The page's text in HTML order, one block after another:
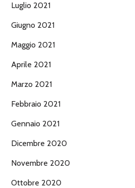
Luglio 2021
Giugno 2021
Maggio 2021
Aprile 2021
Marzo 2021
Febbraio 2021
Gennaio 2021
Dicembre 2020
Novembre 2020
Ottobre 2020